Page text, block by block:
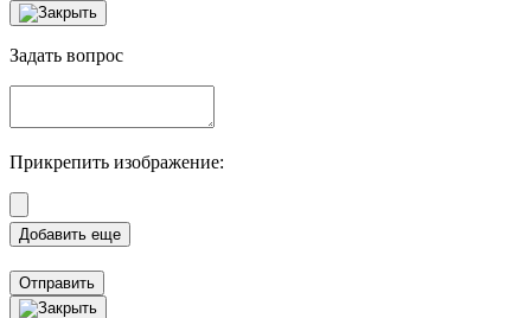
Задать вопрос
Прикрепить изображение:
Отправить